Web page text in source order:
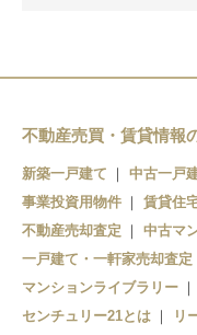
不動産売買・賃貸情報
新築一戸建て 中古一戸
事業投資用物件
賃貸住
不動産売却査定
中古マ
一戸建て・一軒家売却査定
マンションライブラリー
センチュリー21とは
リ